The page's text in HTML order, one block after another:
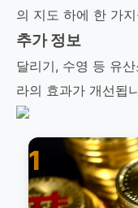
의 지도 하에 한 가
추가 정보
달리기, 수영 등 유
라의 효과가 개선됩
1